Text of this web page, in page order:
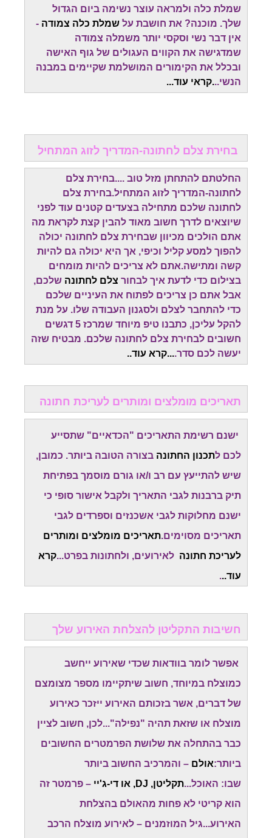
שמלת כלה ולמראה עוצר נשימה ביום הגדול
שלך. מוכנה? את חושבת על שמלת כלה צמודה -
אין דבר נשי וסקסי יותר משמלה צמודה
שמדגישה את הקווים העגולים של גוף האישה
ובכלל את הקימורים המושלמת שקיימים במבנה
הנשי...קראי עוד...
בחירת צלם לחתונה-המדריך לזוג המתחיל
החלטתם להתחתן מזל טוב ....בחירת צלם
לחתונה-המדריך לזוג המתחיל.בחירת צלם
לחתונה שלכם מתחילה בצעדים קטנים עוד לפני
שיוצאים לדרך חשוב מאוד להבין קצת לקראת מה
אתם הולכים מכיוון שבחירת צלם לחתונה יכולה
להפוך למסע קליל וכיפי, אך היא יכולה גם להיות
קשה ומתישה.אתם לא צריכים להיות מומחים
בצילום כדי לדעת איך לבחור צלם לחתונה שלכם,
אבל אתם כן צריכים לפתוח את העיניים שלכם
כדי להתחבר לצלם ולסגנון העבודה שלו. על מנת
להקל עליכן, כתבנו טיפ מיוחד שמרכז 5 דגשים
חשובים לבחירת צלם לחתונה שלכם. מבטיח שזה
יעשה לכם סדר....קרא עוד..
תאריכים מומלצים ומותרים לעריכת חתונה
ישנם רשימת התאריכים "הכדאיים" שתסייע
לכם לתכנון החתונה בצורה הטובה ביותר. כמובן,
שיש להתייעץ עם רב ו/או גורם מוסמך בפתיחת
תיק ברבנות לגבי התאריך ולקבל אישור סופי כי
ישנם מחלוקות לגבי אשכנזים וספרדים לגבי
תאריכים מסוימים.תאריכים מומלצים ומותרים
לעריכת חתונה לאירועים, ולחתונות בפרט...קרא
עוד...
חשיבות התקליטן להצלחת האירוע שלך
אפשר לומר בוודאות שכדי שאירוע ייחשב
כמוצלח במיוחד, חשוב שיתקיימו מספר מצומצם
של דברים, אשר בזכותם האירוע ייזכר כאירוע
מוצלח או שזאת תהיה "נפילה"...לכן, חשוב לציין
כבר בהתחלה את שלושת הפרמטרים החשובים
ביותר:אולם – והמרכיב החשוב ביותר
שבו: האוכל...תקליטן, DJ, או די-ג'יי
– פרמטר זה
הוא קריטי לא פחות מהאולם בהצלחת
האירוע...גיל המוזמנים – לאירוע מוצלח הרכב